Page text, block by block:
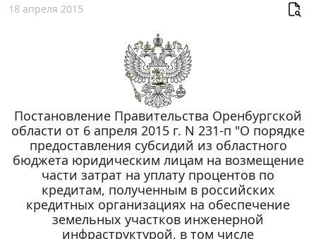
18 апреля 2015
Постановление Правительства Оренбургской
области от 6 апреля 2015 г. N 231-п "О порядке
предоставления субсидий из областного
бюджета юридическим лицам на возмещение
части затрат на уплату процентов по
кредитам, полученным в российских
кредитных организациях на обеспечение
земельных участков инженерной
инфраструктурой, в том числе